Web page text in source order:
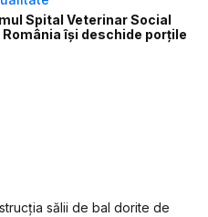
Spital Veterinar Social
România își deschide porțile
sălii de bal dorite de